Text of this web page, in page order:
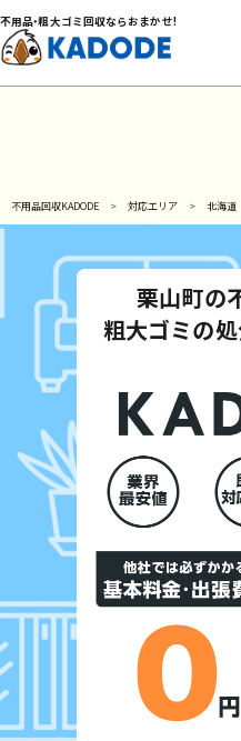
不用品・粗大ゴミ回収ならおまかせ!
不用品回収KADODE 対応エリア 北海道
栗山町の
粗大ゴミの